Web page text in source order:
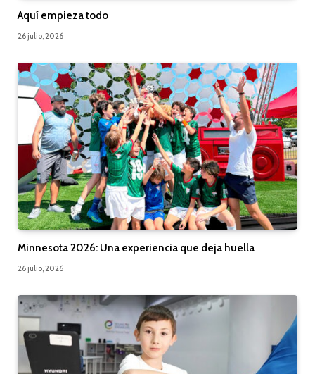
Aquí empieza todo
26 julio, 2026
Minnesota 2026: Una experiencia que deja huella
26 julio, 2026